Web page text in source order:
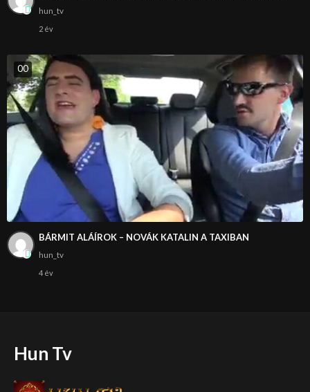
hun_tv
2 év
00
BÁRMIT ALÁÍROK – NOVÁK KATALIN A TAXIBAN
hun_tv
4 év
Hun Tv